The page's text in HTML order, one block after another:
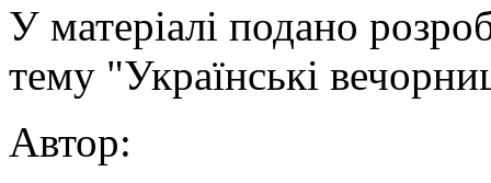
У матеріалі подано
тему "Українські
Автор: